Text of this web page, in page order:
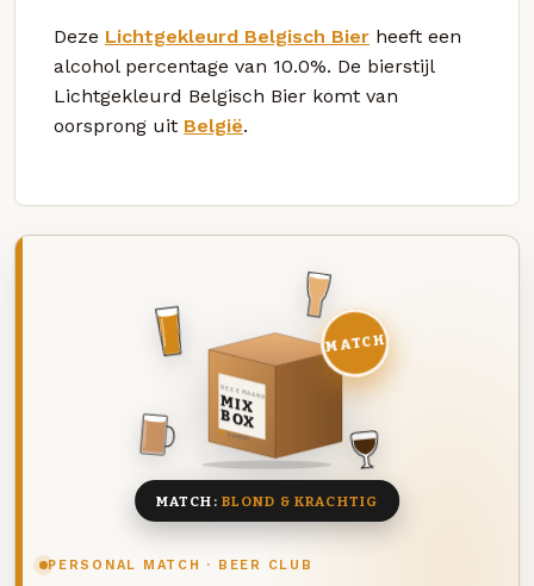
Deze Lichtgekleurd Belgisch Bier heeft een
alcohol percentage van 10.0%. De bierstijl
Lichtgekleurd Belgisch Bier komt van
oorsprong uit België.
PERSONAL MATCH · BEER CLUB
DEZE MAAND
MIX
BOX
8 BIEREN
MATCH
MATCH: BLOND & KRACHTIG